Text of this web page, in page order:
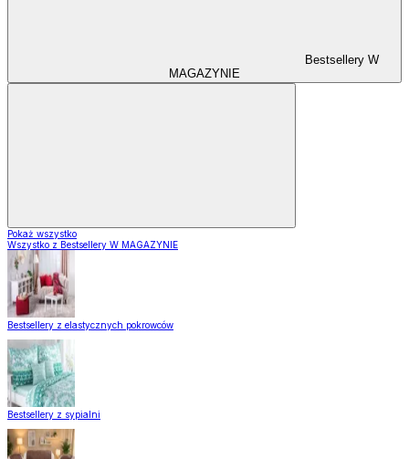
Bestsellery W
MAGAZYNIE
Pokaż wszystko
Wszystko z Bestsellery W MAGAZYNIE
Bestsellery z elastycznych pokrowców
Bestsellery z sypialni